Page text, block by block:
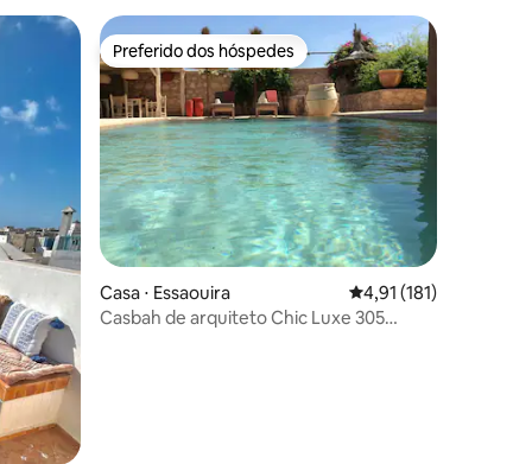
hóspedes Preferido dos hóspedes
Preferido dos hóspedes
Casa ⋅ Essaouira 4,91 de uma avaliação
4,91 (181)
Casbah de arquiteto Chic Luxe 305